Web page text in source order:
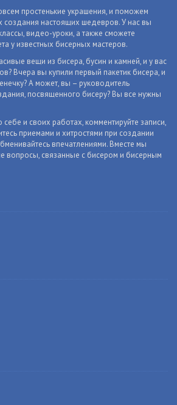
простенькие украшения, и поможем
создания настоящих шедевров. У нас вы
видео-уроки, а также сможете
у известных бисерных мастеров.
вещи из бисера, бусин и камней, и у вас
Вчера вы купили первый пакетик бисера, и
А может, вы – руководитель
посвященного бисеру? Вы все нужны
себе и своих работах, комментируйте записи,
приемами и хитростями при создании
впечатлениями. Вместе мы
вопросы, связанные с бисером и бисерным